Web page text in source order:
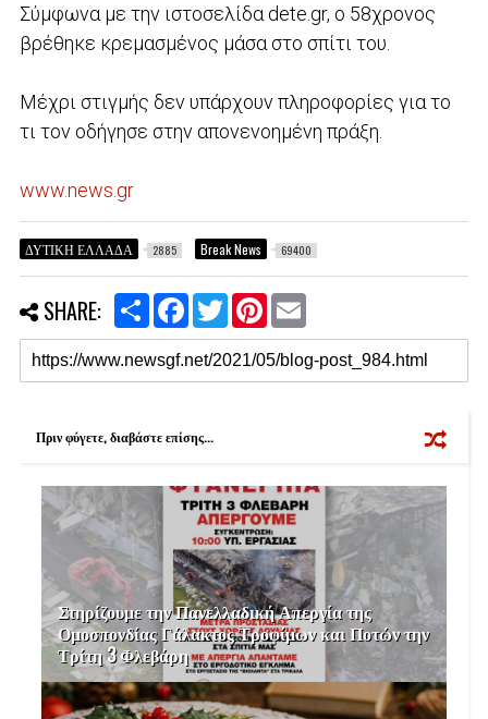
Σύμφωνα με την ιστοσελίδα dete.gr, ο 58χρονος
βρέθηκε κρεμασμένος μάσα στο σπίτι του.
Μέχρι στιγμής δεν υπάρχουν πληροφορίες για το
τι τον οδήγησε στην απονενοημένη πράξη.
www.news.gr
ΔΥΤΙΚΗ ΕΛΛΑΔΑ 2885 Break News 69400
SHARE:
S
a
r
e
F
c
e
b
o
T
i
t
t
e
P
n
t
e
r
E
a
i
l
Πριν φύγετε, διαβάστε επίσης...
Στηρίζουμε την Πανελλαδική Απεργία της
Ομοσπονδίας Γάλακτος Τροφίμων και Ποτών την
Τρίτη 3 Φλεβάρη